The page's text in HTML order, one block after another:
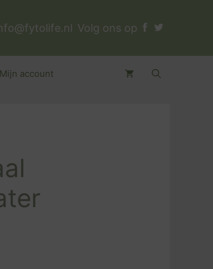
Volg ons op
Mijn account